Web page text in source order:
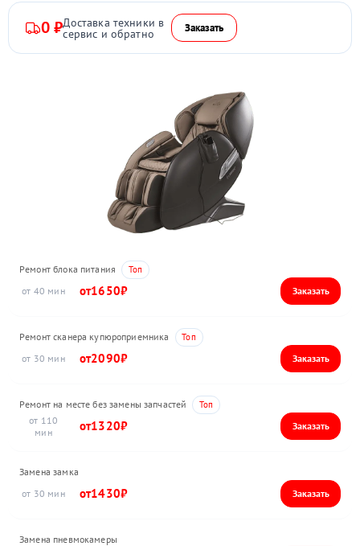
0 ₽Доставка техники в
сервис и обратно Заказать
Ремонт блока питания
40
1650
Ремонт сканера купюроприемника
30
2090
Ремонт на месте без замены запчастей
110
1320
Замена замка
30
1430
Замена пневмокамеры